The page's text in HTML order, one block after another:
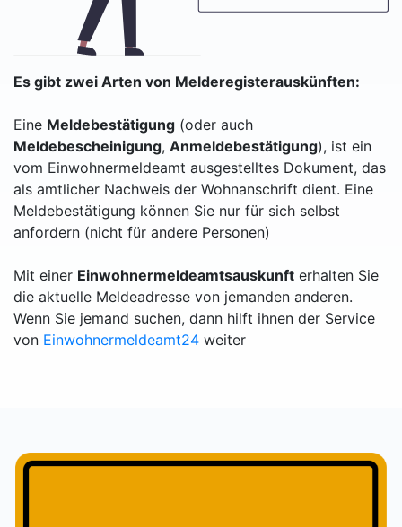
Es gibt zwei Arten von Melderegisterauskünften:
Eine Meldebestätigung (oder auch
Meldebescheinigung, Anmeldebestätigung), ist ein
vom Einwohnermeldeamt ausgestelltes Dokument, das
als amtlicher Nachweis der Wohnanschrift dient. Eine
Meldebestätigung können Sie nur für sich selbst
anfordern (nicht für andere Personen)
Mit einer Einwohnermeldeamtsauskunft erhalten Sie
die aktuelle Meldeadresse von jemanden anderen.
Wenn Sie jemand suchen, dann hilft ihnen der Service
von Einwohnermeldeamt24 weiter